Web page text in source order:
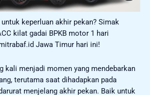
keperluan akhir pekan? Simak
kilat gadai BPKB motor 1 hari
Jawa Timur hari ini!
kali menjadi momen yang mendebarkan
terutama saat dihadapkan pada
menjelang akhir pekan. Baik untuk